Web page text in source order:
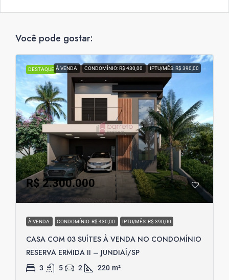
Você pode gostar:
DESTAQUE À VENDA CONDOMÍNIO: R$ 430,00 IPTU/MÊS: R$ 390,00
R$ 2.300.000
À VENDA CONDOMÍNIO: R$ 430,00 IPTU/MÊS: R$ 390,00
CASA COM 03 SUÍTES À VENDA NO CONDOMÍNIO
RESERVA ERMIDA II – JUNDIAÍ/SP
3 5 2 220 m²